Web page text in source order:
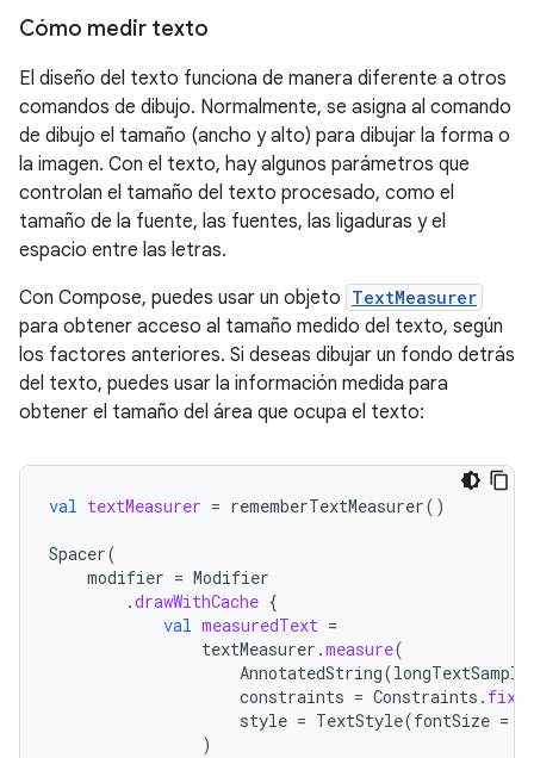
Cómo medir texto
El diseño del texto funciona de manera diferente a otros
comandos de dibujo. Normalmente, se asigna al comando
de dibujo el tamaño (ancho y alto) para dibujar la forma o
la imagen. Con el texto, hay algunos parámetros que
controlan el tamaño del texto procesado, como el
tamaño de la fuente, las fuentes, las ligaduras y el
espacio entre las letras.
Con Compose, puedes usar un objeto TextMeasurer
para obtener acceso al tamaño medido del texto, según
los factores anteriores. Si deseas dibujar un fondo detrás
del texto, puedes usar la información medida para
obtener el tamaño del área que ocupa el texto:
val textMeasurer = rememberTextMeasurer()
Spacer(
modifier = Modifier
.drawWithCache {
val measuredText =
textMeasurer .measure(
AnnotatedString(longTextSample
constraints = Constraints .
style = TextStyle(fontSize =
)